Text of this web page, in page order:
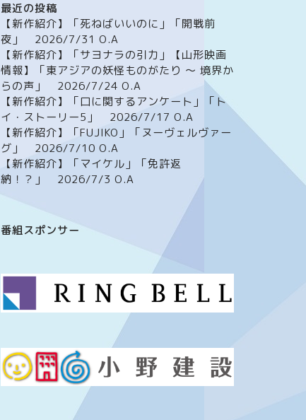
最近の投稿
【新作紹介】「死ねばいいのに」「開戦前
夜」 2026/7/31 O.A
【新作紹介】「サヨナラの引力」【山形映画
情報】「東アジアの妖怪ものがたり ～ 境界か
らの声」 2026/7/24 O.A
【新作紹介】「口に関するアンケート」「ト
イ・ストーリー5」 2026/7/17 O.A
【新作紹介】「FUJIKO」「ヌーヴェルヴァー
グ」 2026/7/10 O.A
【新作紹介】「マイケル」「免許返
納！？」 2026/7/3 O.A
番組スポンサー